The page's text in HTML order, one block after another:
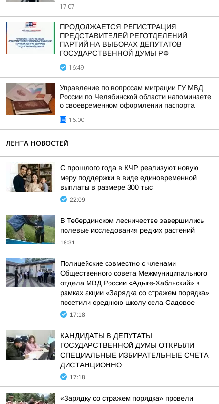
17:07
ПРОДОЛЖАЕТСЯ РЕГИСТРАЦИЯ
ПРЕДСТАВИТЕЛЕЙ РЕГОТДЕЛЕНИЙ
ПАРТИЙ НА ВЫБОРАХ ДЕПУТАТОВ
ГОСУДАРСТВЕННОЙ ДУМЫ РФ
16:49
Управление по вопросам миграции ГУ МВД
России по Челябинской области напоминаете
о своевременном оформлении паспорта
16:00
ЛЕНТА НОВОСТЕЙ
С прошлого года в КЧР реализуют новую
меру поддержки в виде единовременной
выплаты в размере 300 тыс
22:09
В Тебердинском лесничестве завершились
полевые исследования редких растений
19:31
Полицейские совместно с членами
Общественного совета Межмуниципального
отдела МВД России «Адыге-Хабльский» в
рамках акции «Зарядка со стражем порядка»
посетили среднюю школу села Садовое
17:18
КАНДИДАТЫ В ДЕПУТАТЫ
ГОСУДАРСТВЕННОЙ ДУМЫ ОТКРЫЛИ
СПЕЦИАЛЬНЫЕ ИЗБИРАТЕЛЬНЫЕ СЧЕТА
ДИСТАНЦИОННО
17:18
«Зарядку со стражем порядка» провели